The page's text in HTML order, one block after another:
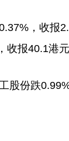
，收报
报40.1港
份跌